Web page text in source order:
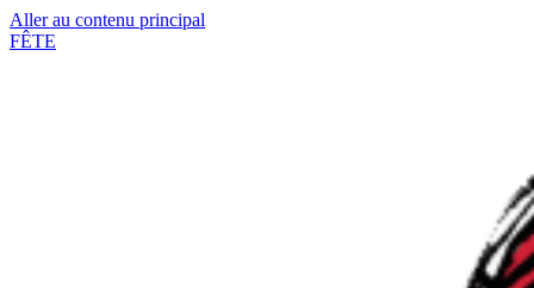
Aller au contenu principal
FÊTE